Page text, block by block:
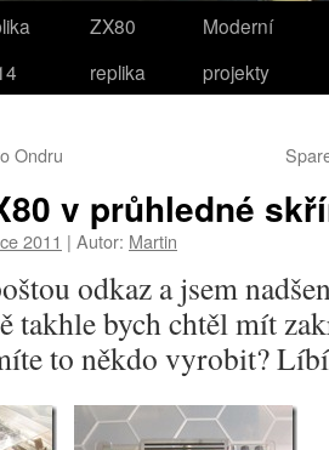
ZX80
replika
Moderní
projekty
Ondru
v průhledné
2011 | Autor: Martin
odkaz a jsem
takhle bych chtěl mít
to někdo vyrobit?